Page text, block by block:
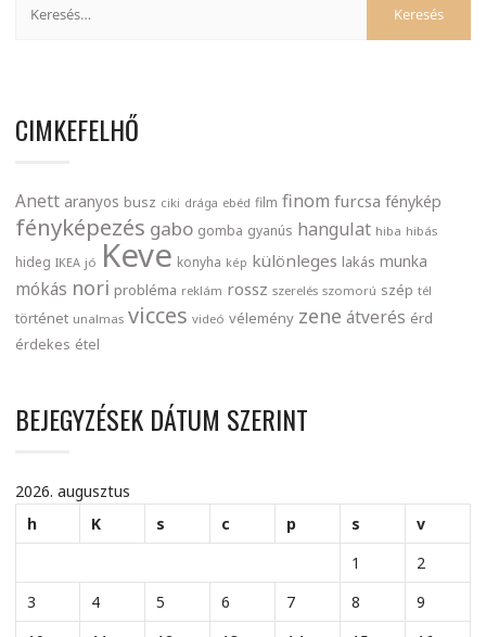
CIMKEFELHŐ
Anett aranyos busz ciki drága ebéd film finom furcsa fénykép
fényképezés gabo gomba gyanús hangulat hiba hibás
hideg IKEA jó Keve konyha kép különleges lakás munka
mókás nori probléma reklám rossz szerelés szomorú szép tél
történet unalmas vicces videó vélemény zene átverés érd
érdekes étel
BEJEGYZÉSEK DÁTUM SZERINT
2026. augusztus
h
K s c p s
v
1
2
3
4 5 6 7 8
9